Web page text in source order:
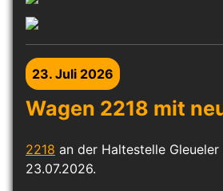
23. Juli 2026
Wagen 2218 mit
2218 an der Haltestelle
23.07.2026.